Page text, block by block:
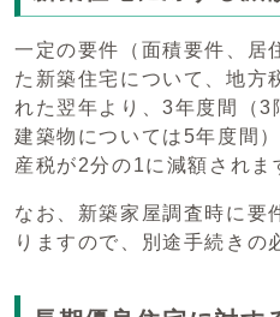
一定の要件（面積要件、居
た新築住宅について、地方
れた翌年より、3年度間（3
建築物については5年度間
産税が2分の1に減額されま
なお、新築家屋調査時に要
りますので、別途手続きの